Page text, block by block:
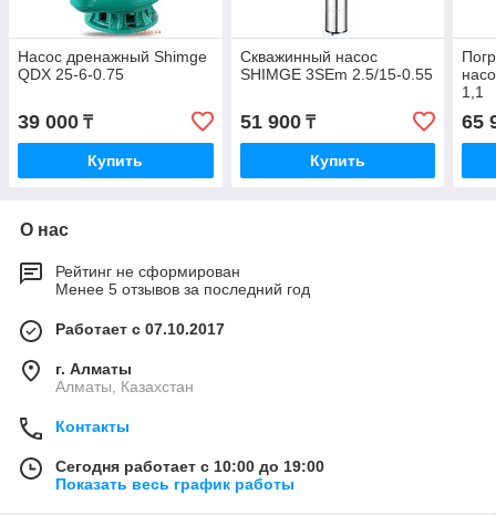
Насос дренажный Shimge
QDX 25-6-0.75
39 000 ₸
Купить
Скважинный насос
SHIMGE 3SEm 2.5/15-0.55
51 900₸
Купить
1,1
65
О нас
Рейтинг не сформирован
Менее 5 отзывов за последний год
Работает с 07.10.2017
г. Алматы
Алматы, Казахстан
Контакты
Сегодня работает с 10:00 до 19:00
Показать весь график работы